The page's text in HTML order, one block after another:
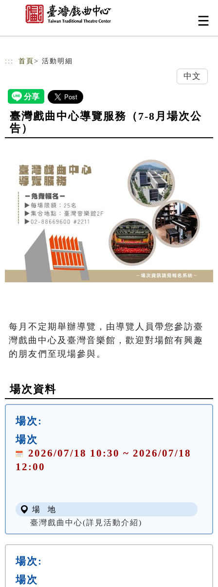
跳到主要內容
網站導覽
::: 首頁 > 活動明細
中文
臺灣戲曲中心導覽服務（7-8月場次公
告）
每月不定期舉辦導覽，由導覽人員帶您參訪臺
灣戲曲中心及臺灣音樂館，歡迎對場館有興趣
的朋友們至現場參與。
場次資料
場次:
場次
2026/07/18 10:30 ~ 2026/07/18
12:00
場 地
臺灣戲曲中心(詳見活動介紹)
場次:
場次